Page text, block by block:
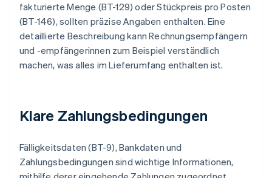
fakturierte Menge (BT-129) oder Stückpreis pro Posten
(BT-146), sollten präzise Angaben enthalten. Eine
detaillierte Beschreibung kann Rechnungsempfängern
und -empfängerinnen zum Beispiel verständlich
machen, was alles im Lieferumfang enthalten ist.
Klare Zahlungsbedingungen
Fälligkeitsdaten (BT-9), Bankdaten und
Zahlungsbedingungen sind wichtige Informationen,